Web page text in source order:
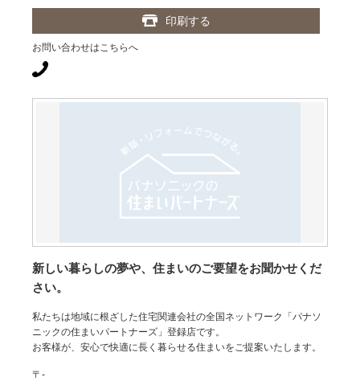
お問い合わせはこちらへ
新しい暮らしの夢や、住まいのご要望をお聞かせくだ
さい。
私たちは地域に根ざした住宅関連会社の全国ネットワーク「パナソ
ニックの住まいパートナーズ」登録店です。
お客様が、安心で快適に長く暮らせる住まいをご提案いたします。
〒-
印刷する